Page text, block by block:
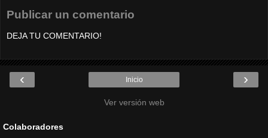
Publicar un comentario
DEJA TU COMENTARIO!
‹ ›
Inicio
Ver versión web
Colaboradores